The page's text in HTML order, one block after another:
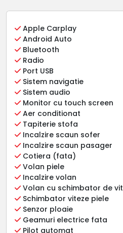
Apple Carplay
Android Auto
Bluetooth
Radio
Port USB
Sistem navigatie
Sistem audio
Monitor cu touch screen
Aer conditionat
Tapiterie stofa
Incalzire scaun sofer
Incalzire scaun pasager
Cotiera (fata)
Volan piele
Incalzire volan
Volan cu schimbator de
Schimbator viteze piele
Senzor ploaie
Geamuri electrice fata
Pilot automat